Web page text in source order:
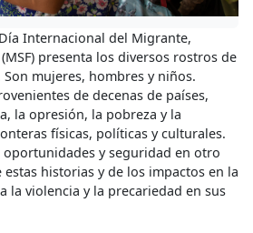
Internacional del Migrante,
presenta los diversos rostros de
mujeres, hombres y niños.
de decenas de países,
la opresión, la pobreza y la
físicas, políticas y culturales.
oportunidades y seguridad en otro
estas historias y de los impactos en la
la violencia y la precariedad en sus